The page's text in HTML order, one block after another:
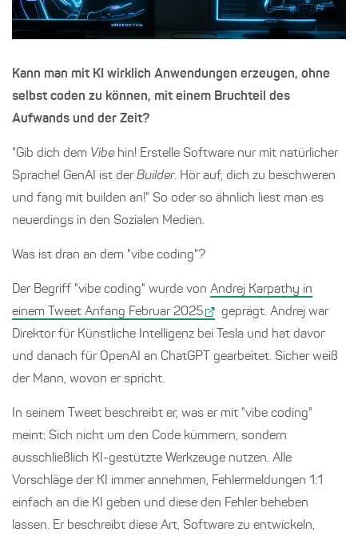
Kann man mit KI wirklich Anwendungen erzeugen, ohne
selbst coden zu können, mit einem Bruchteil des
Aufwands und der Zeit?
"Gib dich dem Vibehin! Erstelle Software nur mit natürlicher
Sprache! GenAI ist derBuilder. Hör auf, dich zu beschweren
und fang mit builden an!" So oder so ähnlich liest man es
neuerdings in den Sozialen Medien.
Was ist dran an dem "vibe coding"?
Der Begriff "vibe coding" wurde von Andrej Karpathy in
einem Tweet Anfang Februar 2025
geprägt. Andrej war
Direktor für Künstliche Intelligenz bei Tesla und hat davor
und danach für OpenAI an ChatGPT gearbeitet. Sicher weiß
der Mann, wovon er spricht.
In seinem Tweet beschreibt er, was er mit "vibe coding"
meint: Sich nicht um den Code kümmern, sondern
ausschließlich KI-gestützte Werkzeuge nutzen. Alle
Vorschläge der KI immer annehmen, Fehlermeldungen 1:1
einfach an die KI geben und diese den Fehler beheben
lassen. Er beschreibt diese Art, Software zu entwickeln,